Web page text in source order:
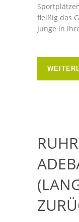
fleißig das
Junge in